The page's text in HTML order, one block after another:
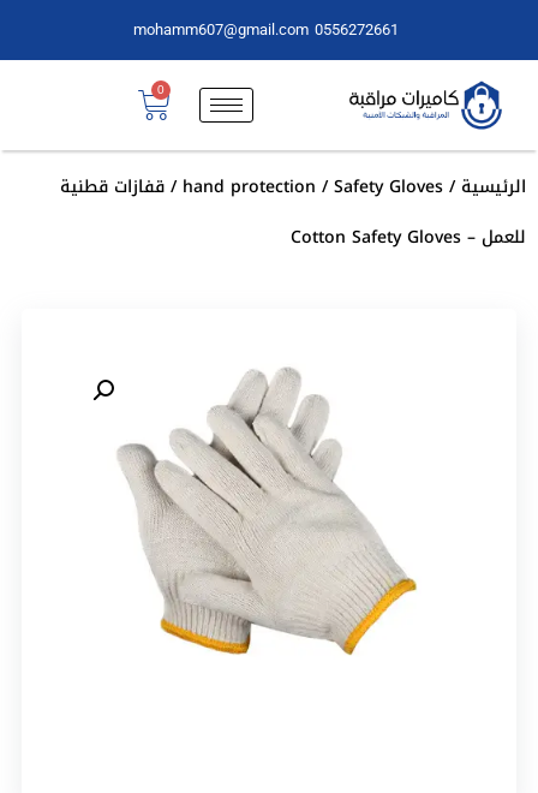
0556272661
mohamm607@gmail.com
0
الرئيسية/
hand protection /Safety Gloves
/ قفازات قطنية
للعمل – Cotton Safety Gloves